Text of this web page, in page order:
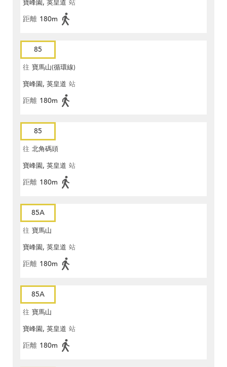
寶峰園, 英皇道 站
距離 180m
85
往 寶馬山(循環線)
寶峰園, 英皇道 站
距離 180m
85
往 北角碼頭
寶峰園, 英皇道 站
距離 180m
85A
往 寶馬山
寶峰園, 英皇道 站
距離 180m
85A
往 寶馬山
寶峰園, 英皇道 站
距離 180m